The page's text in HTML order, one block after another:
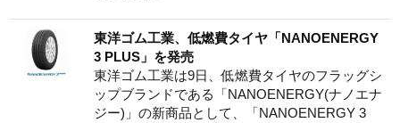
東洋ゴム工業、低燃費タイヤ「NANOENERGY
3 PLUS」を発売
東洋ゴム工業は9日、低燃費タイヤのフラッグシ
ップブランドである「NANOENERGY(ナノエナ
ジー)」の新商品として、「NANOENERGY 3